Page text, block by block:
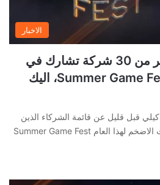
الاخبار
الكشف عن اكثر من 30 شركة تشارك في
حدث Summer Game Fest 2022، اليك
قبل قليل عن قائمة الشركاء الذين
سيشاركون في الحدث الاضخم لهذا العام Summer Game Fest